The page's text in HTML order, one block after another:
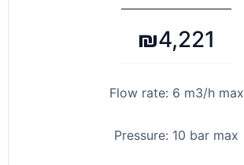
₪4,221
Flow rate: 6 m3/h max
Pressure: 10 bar max